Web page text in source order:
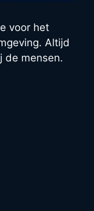
voor het
Altijd
de mensen.